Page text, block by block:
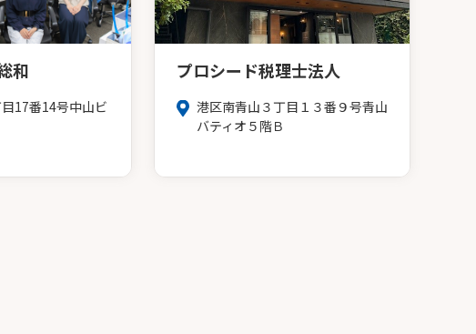
和
17番14号中山ビ
プロシード税理士法人
港区南青山３丁目１３番９号青山
バティオ５階Ｂ